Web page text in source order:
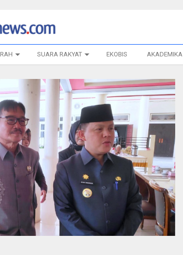
SUARA RAKYAT EKOBIS AKADEMIKA